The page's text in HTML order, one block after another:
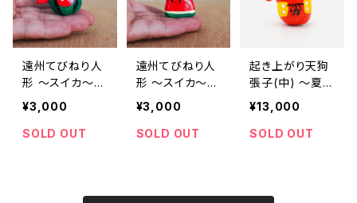
遠州てびねり人
形 〜スイカ〜
｜高さ約4cm
¥3,000
SOLD OUT
遠州てびねり人
形 〜スイカ〜
｜高さ約5cm
¥3,000
SOLD OUT
起き上がり天狗
張子(中) 〜夏休
み〜｜高さ約8c
¥13,000
SOLD OUT